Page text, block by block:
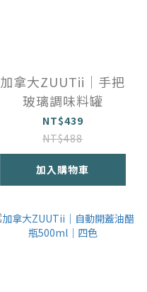
加拿大ZUUTii｜手把
玻璃調味料罐
NT$439
NT$488
加入購物車